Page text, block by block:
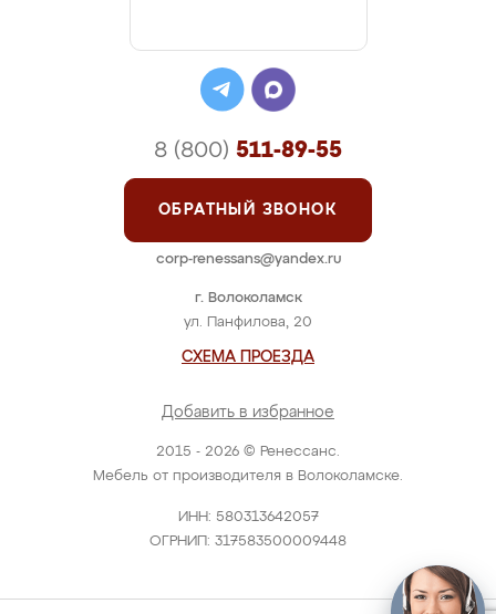
2015 - 2026 © Ренессанс.
Мебель от производителя в Волоколамске.
ИНН: 580313642057
ОГРНИП: 317583500009448
г. Волоколамск
ул. Панфилова, 20
СХЕМА ПРОЕЗДА
Добавить в избранное
8 (800) 511-89-55
ОБРАТНЫЙ ЗВОНОК
corp-renessans@yandex.ru